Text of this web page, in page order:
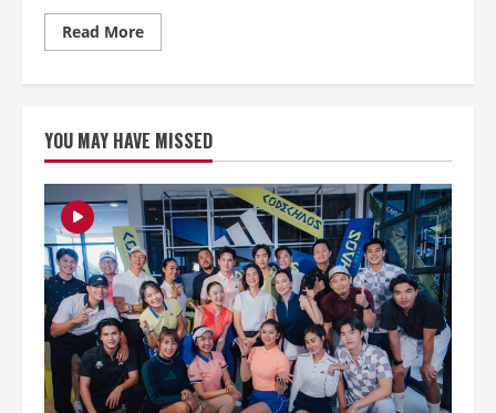
Read MoreRead
more
ปรึกษา
ธุรกิจ
ส
ปา
และ
ความ
งาม
Decare
Massage
and
Spa
คว้า
รางวัล
อัน
ทรง
เกียรติ
“กินรี
ทอง”
YOU MAY HAVE MISSED